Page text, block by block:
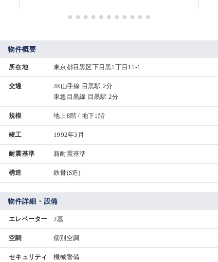
物件概要
所在地 東京都目黒区下目黒1丁目11-1
交通
JR山手線 目黒駅 2分
東急目黒線 目黒駅 2分
規模 地上8階 / 地下1階
竣工 1992年3月
耐震基準 新耐震基準
構造 鉄骨(S造)
物件詳細・設備
エレベーター 2基
空調 個別空調
セキュリティ 機械警備